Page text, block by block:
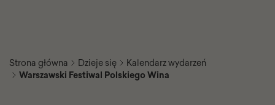
Strona główna Dzieje się
Kalendarz wydarzeń
Warszawski Festiwal Polskiego Wina